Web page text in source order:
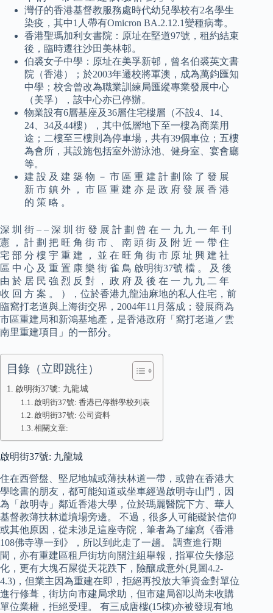
灣仔的香港基督教服務處時代幼兒學校有2名學生
染疫，其中1人帶有Omicron BA.2.12.1變種病毒。
香港聖瑪加利女書院：原址在堅道97號，租約結束
後，臨時遷往沙田美林邨。
伯裘女子中學：原址在美孚新邨，曾名伯裘英文書
院（香港）；於2003年遷校將軍澳，成為萬鈞匯知
中學；校舍曾改為職業訓練局匯縱專業發展中心
（美孚），該中心亦已停辦。
物業設有6層基座及36層住宅樓層（不設4、14、
24、34及44樓），其中低層地下至一樓為商業用
途；二樓至三樓則為停車場，共有39個車位；五樓
為會所，其設施包括室外游泳池、健身室、宴會廳
等。
建 設 及 建 築 物 － 市 區 重 建 計 劃 除 了 發 展
新 市 鎮 外 ， 市 區 重 建 亦 是 政 府 發 展 香 港
的 策 略 。
深 圳 街 – – 深 圳 街 發 展 計 劃 曾 在 一 九 九 一 年 刊
憲 ， 計 劃 把 旺 角 街 市 、 南 頭 街 及 附 近 一 帶 住
宅 部 分 樓 宇 重 建 ， 並 在 旺 角 街 市 原 址 興 建 社
區 中 心 及 重 置 康 樂 街 雀 鳥 啟明街37號 檔 。 及 後
由 於 居 民 強 烈 反 對 ， 政 府 及 後 在 一 九 九 二 年
收 回 方 案 。 ），位於香港九龍油麻地的私人住宅，前
臨窩打老道與上海街交界，2004年11月落成；發展商為
市區重建局和新鴻基地產，是香港政府「窩打老道／雲
南里重建項目」的一部分。
目錄（立即跳往）
啟明街37號: 九龍城
啟明街37號: 香港已停辦學校列表
啟明街37號: 公司資料
相關文章:
啟明街37號: 九龍城
住在西營盤、堅尼地城或薄扶林道一帶，或曾在香港大
學唸書的朋友，都可能知道或坐車經過啟明寺山門，因
為「啟明寺」鄰近香港大學，位於瑪麗醫院下方、華人
基督教薄扶林道墳場旁邊。 不過，很多人可能礙於信仰
或其他原因，從未涉足這座寺院，筆者為了編寫《香港
108佛寺導一到》，所以到此走了一趟。 調查進行期
間，亦有重建區租戶街坊向關注組舉報，指單位失修惡
化，更有大塊石屎從天花跌下，險釀成意外(見圖4.2-
4.3)，但業主因為重建在即，拒絕再投放大筆資金對單位
進行修葺，街坊向市建局求助，但市建局卻以尚未收購
單位業權，拒絕受理。 有三成唐樓(15棟)亦被發現有地